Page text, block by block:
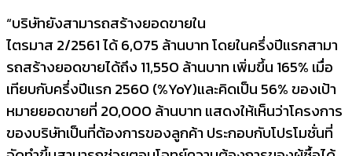
“บริษัทยังสามารถสร้างยอดขายใน
ไตรมาส 2/2561ได้6,075 ล้านบาท โดยในครึ่งปีแรกสามา
รถสร้างยอดขายได้ถึง 11,550 ล้านบาท เพิ่มขึ้น 165% เมื่อ
เทียบกับครึ่งปีแรก 2560 (%YoY)และคิดเป็น 56% ของเป้า
หมายยอดขายที่ 20,000 ล้านบาท แสดงให้เห็นว่าโครงการ
ของบริษัทเป็นที่ต้องการของลูกค้า ประกอบกับโปรโมชั่นที่